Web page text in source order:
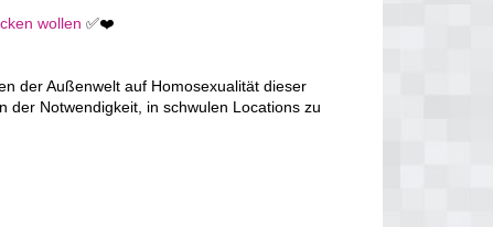
wollen ✅❤️
der Außenwelt auf Homosexualität dieser
der Notwendigkeit, in schwulen Locations zu